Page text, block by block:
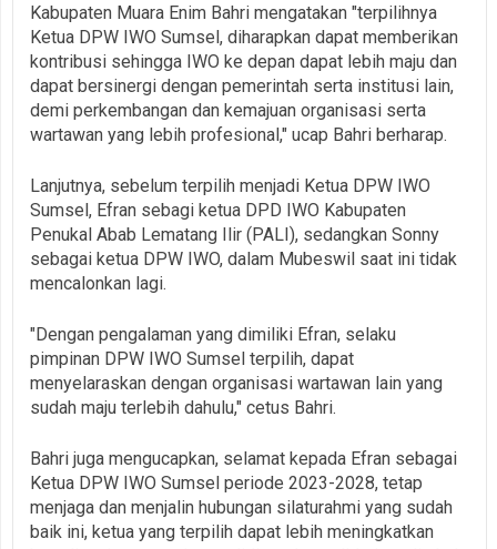
Kabupaten Muara Enim Bahri mengatakan "terpilihnya
Ketua DPW IWO Sumsel, diharapkan dapat memberikan
kontribusi sehingga IWO ke depan dapat lebih maju dan
dapat bersinergi dengan pemerintah serta institusi lain,
demi perkembangan dan kemajuan organisasi serta
wartawan yang lebih profesional," ucap Bahri berharap.
Lanjutnya, sebelum terpilih menjadi Ketua DPW IWO
Sumsel, Efran sebagi ketua DPD IWO Kabupaten
Penukal Abab Lematang Ilir (PALI), sedangkan Sonny
sebagai ketua DPW IWO, dalam Mubeswil saat ini tidak
mencalonkan lagi.
"Dengan pengalaman yang dimiliki Efran, selaku
pimpinan DPW IWO Sumsel terpilih, dapat
menyelaraskan dengan organisasi wartawan lain yang
sudah maju terlebih dahulu," cetus Bahri.
Bahri juga mengucapkan, selamat kepada Efran sebagai
Ketua DPW IWO Sumsel periode 2023-2028, tetap
menjaga dan menjalin hubungan silaturahmi yang sudah
baik ini, ketua yang terpilih dapat lebih meningkatkan